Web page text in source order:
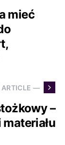
mieć
ARTICLE —
–